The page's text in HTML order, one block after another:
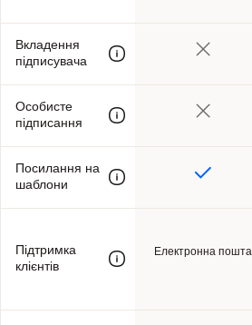
Вкладення
підписувача
Особисте
підписання
Посилання на
шаблони
Підтримка
клієнтів
Електронна пошта